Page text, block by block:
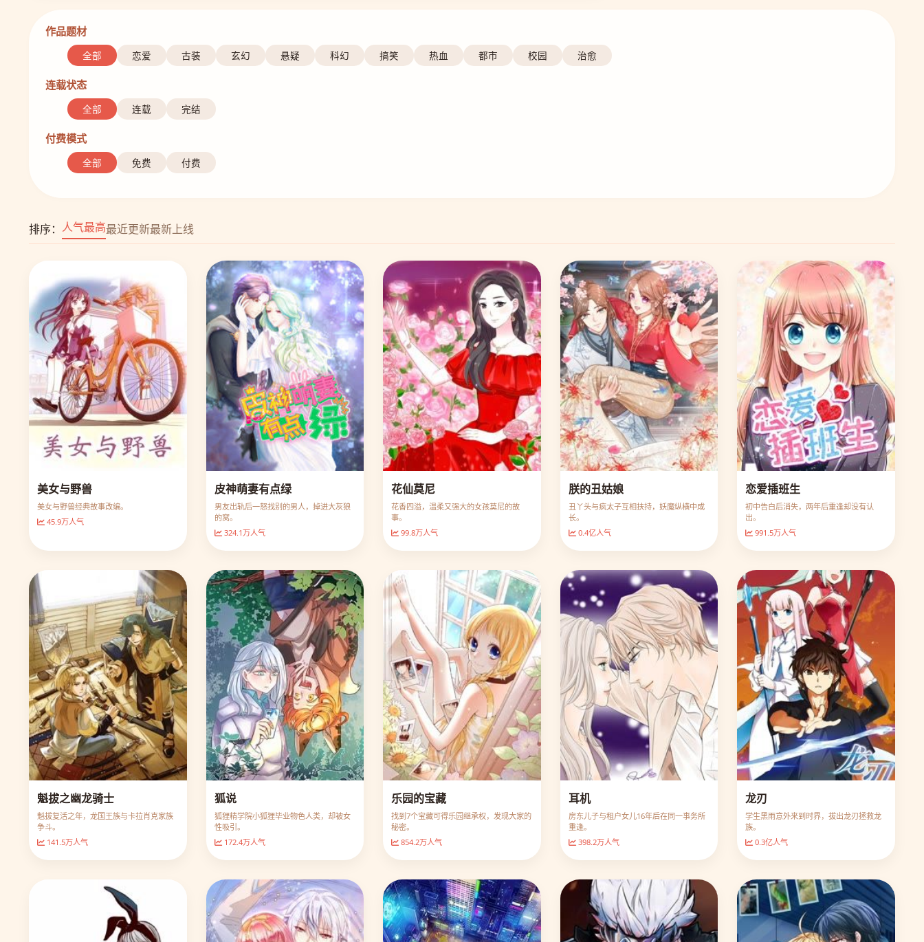
作品题材
全部 恋爱 古装 玄幻 悬疑 科幻 搞笑 热血 都市 校园 治愈
连载状态
全部 连载 完结
付费模式
全部 免费 付费
排序： 人气最高最近更新最新上线
美女与野兽
美女与野兽经典故事改编。
45.9万人气
皮神萌妻有点绿
男友出轨后一怒找别的男人，掉进大灰狼
的窝。
324.1万人气
花仙莫尼
花香四溢，温柔又强大的女孩莫尼的故
事。
99.8万人气
朕的丑姑娘
丑丫头与疯太子互相扶持，妖魔纵横中成
长。
0.4亿人气
恋爱插班生
初中告白后消失，两年后重逢却没有认
出。
991.5万人气
魁拔之幽龙骑士
魁拔复活之年，龙国王族与卡拉肖克家族
争斗。
141.5万人气
狐说
狐狸精学院小狐狸毕业物色人类，却被女
性吸引。
172.4万人气
乐园的宝藏
找到7个宝藏可得乐园继承权，发现大家的
秘密。
854.2万人气
耳机
房东儿子与租户女儿16年后在同一事务所
重逢。
398.2万人气
龙刃
学生黑雨意外来到时界，拔出龙刃拯救龙
族。
0.3亿人气